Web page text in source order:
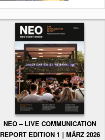
NEO – LIVE COMMUNICATION
REPORT EDITION 1 | MÄRZ 2026